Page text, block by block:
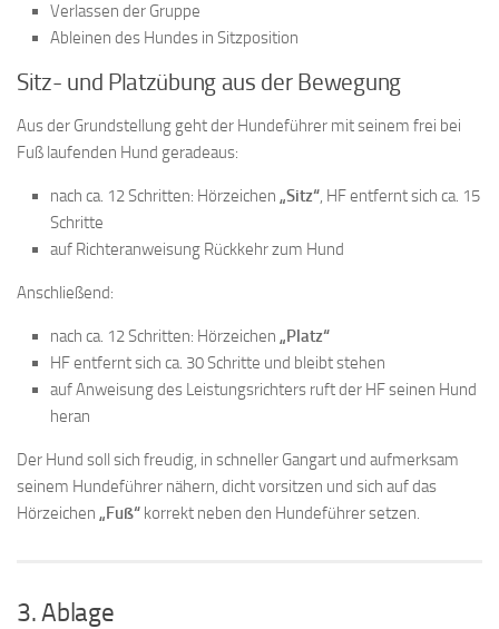
Verlassen der Gruppe
Ableinen des Hundes in Sitzposition
Sitz- und Platzübung aus der Bewegung
Aus der Grundstellung geht der Hundeführer mit seinem frei bei
Fuß laufenden Hund geradeaus:
nach ca. 12 Schritten: Hörzeichen „Sitz“, HF entfernt sich ca. 15
Schritte
auf Richteranweisung Rückkehr zum Hund
Anschließend:
nach ca. 12 Schritten: Hörzeichen „Platz“
HF entfernt sich ca. 30 Schritte und bleibt stehen
auf Anweisung des Leistungsrichters ruft der HF seinen Hund
heran
Der Hund soll sich freudig, in schneller Gangart und aufmerksam
seinem Hundeführer nähern, dicht vorsitzen und sich auf das
Hörzeichen „Fuß“ korrekt neben den Hundeführer setzen.
3. Ablage